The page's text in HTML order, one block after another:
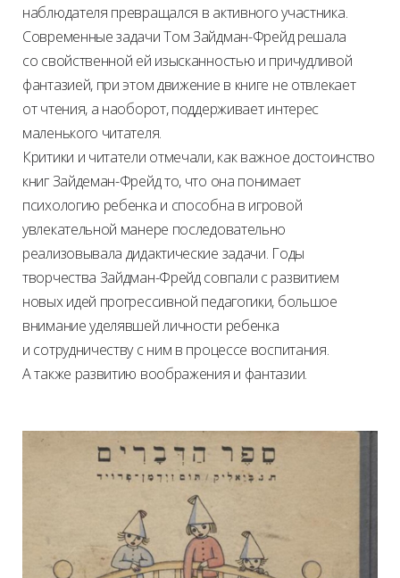
наблюдателя превращался в активного участника.
Современные задачи Том Зайдман-Фрейд решала
со свойственной ей изысканностью и причудливой
фантазией, при этом движение в книге не отвлекает
от чтения, а наоборот, поддерживает интерес
маленького читателя.
Критики и читатели отмечали, как важное достоинство
книг Зайдеман-Фрейд то, что она понимает
психологию ребенка и способна в игровой
увлекательной манере последовательно
реализовывала дидактические задачи. Годы
творчества Зайдман-Фрейд совпали с развитием
новых идей прогрессивной педагогики, большое
внимание уделявшей личности ребенка
и сотрудничеству с ним в процессе воспитания.
А также развитию воображения и фантазии.